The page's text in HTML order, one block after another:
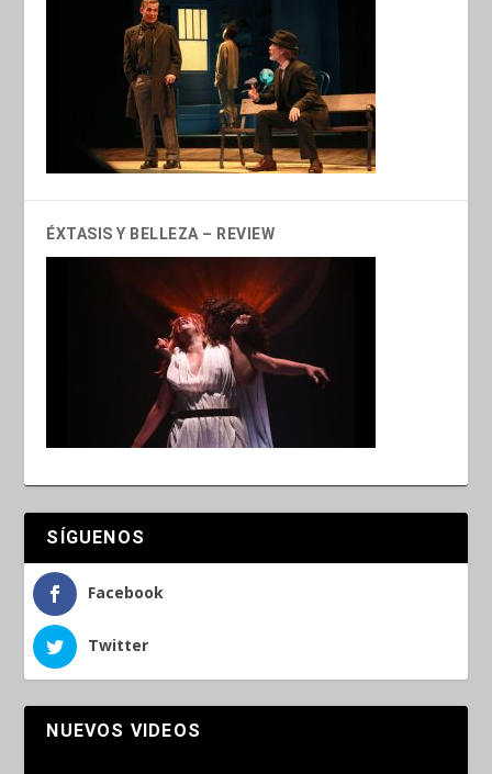
ÉXTASIS Y BELLEZA – REVIEW
SÍGUENOS
Facebook
Twitter
NUEVOS VIDEOS